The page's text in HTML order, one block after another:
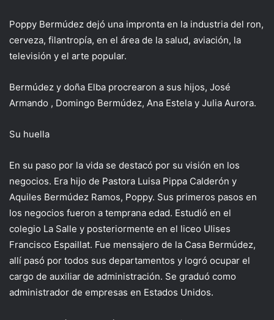
Poppy Bermúdez dejó una impronta en la industria del ron,
cerveza, filantropía, en el área de la salud, aviación, la
televisión y el arte popular.
Bermúdez y doña Elba procrearon a sus hijos, José
Armando , Domingo Bermúdez, Ana Estela y Julia Aurora.
Su huella
En su paso por la vida se destacó por su visión en los
negocios. Era hijo de Pastora Luisa Pippa Calderón y
Aquiles Bermúdez Ramos, Poppy. Sus primeros pasos en
los negocios fueron a temprana edad. Estudió en el
colegio La Salle y posteriormente en el liceo Ulises
Francisco Espaillat. Fue mensajero de la Casa Bermúdez,
allí pasó por todos sus departamentos y logró ocupar el
cargo de auxiliar de administración. Se graduó como
administrador de empresas en Estados Unidos.